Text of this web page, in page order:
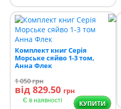
Комплект книг Серія
Морське сяйво 1-3 том,
Анна Флек
1 050грн
від 829.50 грн
Є в наявності КУПИТИ